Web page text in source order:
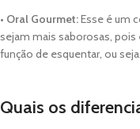
• Oral Gourmet:Esse é um
sejam mais saborosas,
função de esquentar, ou
Quais os